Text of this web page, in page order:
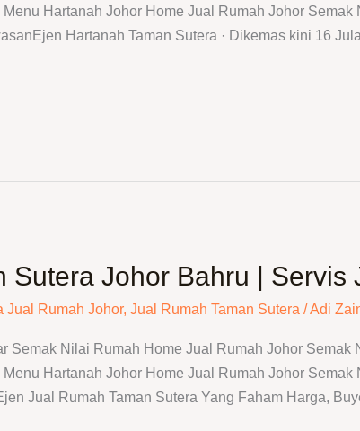
Hartanah Johor Home Jual Rumah Johor
Hartanah Taman Sutera · Dikemas kini 16
Sutera Johor Bahru | Servis
Jual Rumah Johor, Jual Rumah Taman Sutera /Adi
Semak Nilai Rumah Home Jual Rumah Johor Semak
Hartanah Johor Home Jual Rumah Johor
Jual Rumah Taman Sutera Yang Faham Harga,